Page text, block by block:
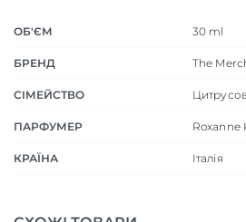
ОБ'ЄМ 30 ml
БРЕНД The
СІМЕЙСТВО
ПАРФУМЕР Roxanne
КРАЇНА Італія